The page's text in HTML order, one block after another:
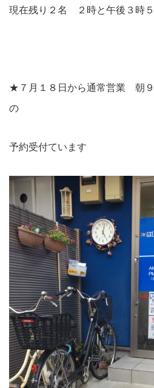
現在残り２名 ２時と午後３時
★７月１８日から通常営業 朝
の
予約受付ています